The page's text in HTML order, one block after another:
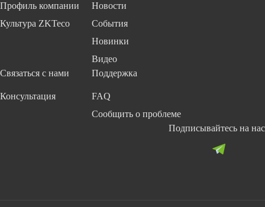
Профиль компании
Культура ZKTeco
Новости
События
Новинки
Видео
Связаться с нами
Консультация
Поддержка
FAQ
Сообщить о проблеме
Подписывайтесь на нас